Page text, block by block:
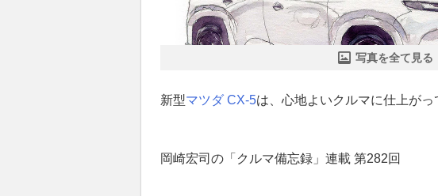
写真を全て見る
新型マツダ CX-5は、心地よいクルマに仕上がっ
岡崎宏司の「クルマ備忘録」連載 第282回